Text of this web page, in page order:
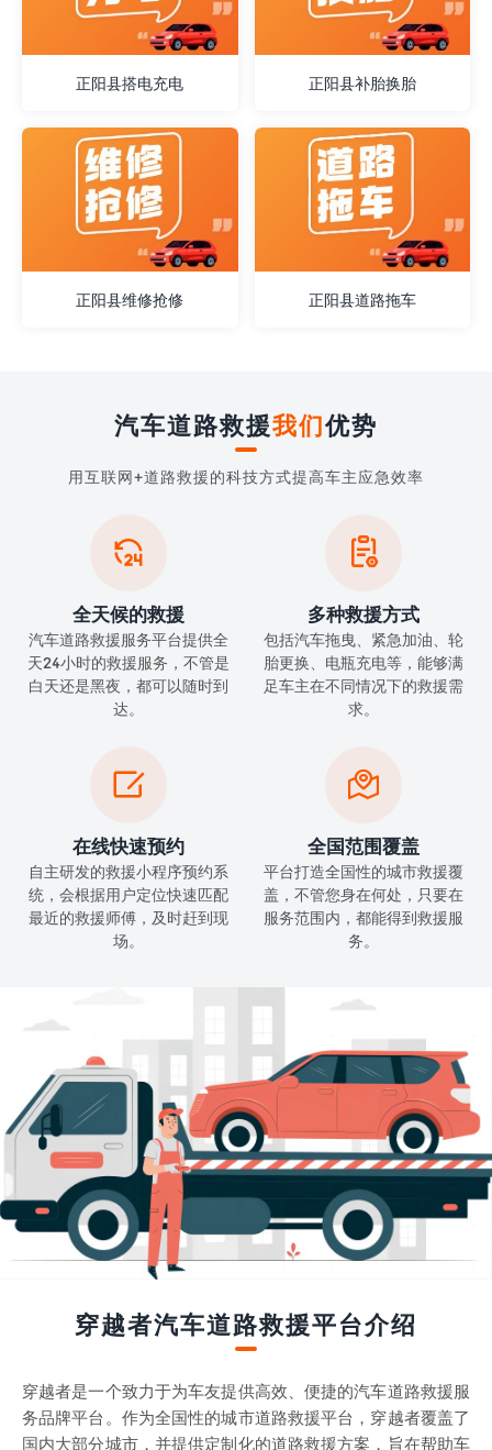
正阳县搭电充电 正阳县补胎换胎
正阳县维修抢修 正阳县道路拖车
汽车道路救援我们优势
用互联网+道路救援的科技方式提高车主应急效率

全天候的救援
汽车道路救援服务平台提供全
天24小时的救援服务，不管是
白天还是黑夜，都可以随时到
达。

多种救援方式
包括汽车拖曳、紧急加油、轮
胎更换、电瓶充电等，能够满
足车主在不同情况下的救援需
求。

在线快速预约
自主研发的救援小程序预约系
统，会根据用户定位快速匹配
最近的救援师傅，及时赶到现
场。

全国范围覆盖
平台打造全国性的城市救援覆
盖，不管您身在何处，只要在
服务范围内，都能得到救援服
务。
穿越者汽车道路救援平台介绍
穿越者是一个致力于为车友提供高效、便捷的汽车道路救援服
务品牌平台。作为全国性的城市道路救援平台，穿越者覆盖了
国内大部分城市，并提供定制化的道路救援方案，旨在帮助车